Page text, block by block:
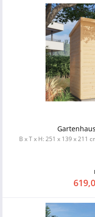
B x T x H: 251 x 139 x 211